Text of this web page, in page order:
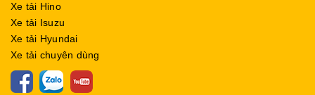
Xe tải Hino
Xe tải Isuzu
Xe tải Hyundai
Xe tải chuyên dùng